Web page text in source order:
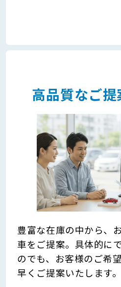
高品質なご
豊富な在庫の中から、
車をご提案。具体的に
のでも、お客様のご希
早くご提案いたします。